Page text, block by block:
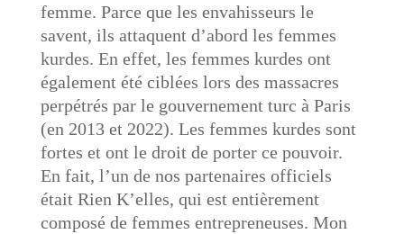
femme. Parce que les envahisseurs le
savent, ils attaquent d’abord les femmes
kurdes. En effet, les femmes kurdes ont
également été ciblées lors des massacres
perpétrés par le gouvernement turc à Paris
(en 2013 et 2022). Les femmes kurdes sont
fortes et ont le droit de porter ce pouvoir.
En fait, l’un de nos partenaires officiels
était Rien K’elles, qui est entièrement
composé de femmes entrepreneuses. Mon